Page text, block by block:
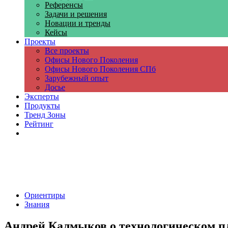
Референсы
Задачи и решения
Новации и тренды
Кейсы
Проекты
Все проекты
Офисы Нового Поколения
Офисы Нового Поколения СПб
Зарубежный опыт
Досье
Эксперты
Продукты
Тренд Зоны
Рейтинг
Ориентиры
Знания